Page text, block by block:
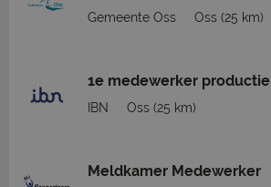
Gemeente Oss Oss (25 km)
1e medewerker productie
IBN Oss (25 km)
Meldkamer Medewerker